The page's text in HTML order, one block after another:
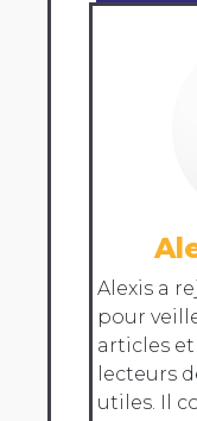
Alexis a
pour
articles
lecteurs
utiles. Il